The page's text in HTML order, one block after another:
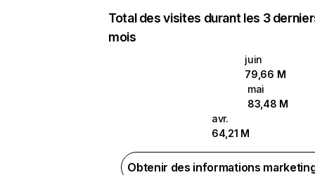
Total des visites durant les 3
mois
juin
79,66 M
mai
83,48 M
avr.
64,21 M
Obtenir des informations